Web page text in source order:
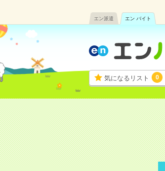
エン派遣 エン バイト
気になるリスト 0